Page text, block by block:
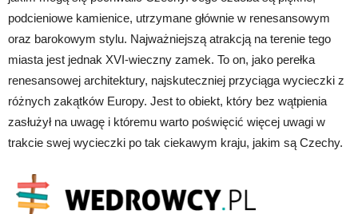
podcieniowe kamienice, utrzymane głównie w renesansowym
oraz barokowym stylu. Najważniejszą atrakcją na terenie tego
miasta jest jednak XVI-wieczny zamek. To on, jako perełka
renesansowej architektury, najskuteczniej przyciąga wycieczki z
różnych zakątków Europy. Jest to obiekt, który bez wątpienia
zasłużył na uwagę i któremu warto poświęcić więcej uwagi w
trakcie swej wycieczki po tak ciekawym kraju, jakim są Czechy.